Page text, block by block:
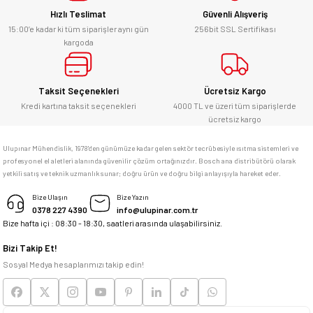
Kesinlikle orjinal ürün, güvenerek
alabilirsiniz.
E... Ü... | 10/06/2026
Bosch marka alet alacaksam kesinlikle
adresim Ulupınar.com.tr
memnun kaldım
Deneyimini Paylaş
Hızlı Teslimat
15:00’e kadar ki tüm siparişler aynı gün
kargoda
Güvenli Alışveriş
256bit SSL Sertifikası
Taksit Seçenekleri
Kredi kartına taksit seçenekleri
Ücretsiz Kargo
4000 TL ve üzeri tüm siparişlerde
ücretsiz kargo
Ulupınar Mühendislik, 1978'den günümüze kadar gelen sektör tecrübesiyle ısıtma sistemleri ve
profesyonel el aletleri alanında güvenilir çözüm ortağınızdır. Bosch ana distribütörü olarak
yetkili satış ve teknik uzmanlık sunar; doğru ürün ve doğru bilgi anlayışıyla hareket eder.
Bize Ulaşın
0378 227 4390
Bize Yazın
info@ulupinar.com.tr
Bize hafta içi : 08:30 - 18:30, saatleri arasında ulaşabilirsiniz.
Bizi Takip Et!
Sosyal Medya hesaplarımızı takip edin!